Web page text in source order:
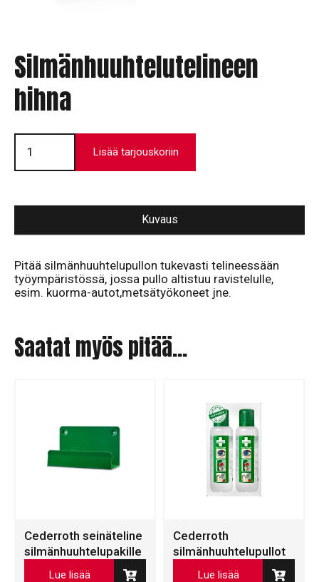
Silmänhuuhtelutelineen
hihna
Silmänhuuhtelutelineen
hihna
määrä
Lisää tarjouskoriin
Kuvaus
Pitää silmänhuuhtelupullon tukevasti telineessään
työympäristössä, jossa pullo altistuu ravistelulle,
esim. kuorma-autot,metsätyökoneet jne.
Saatat myös pitää...
Cederroth seinäteline
silmänhuuhtelupakille
Lue lisää
Cederroth
silmänhuuhtelupullot
Lue lisää